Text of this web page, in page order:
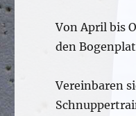
Von April bis
den
Vereinbaren